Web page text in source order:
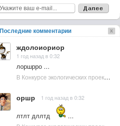
Последние комментарии
ждолоиориор
1 год назад в 0:32
лоршрро ...
В Конкурсе экологических проектов в Подмосковье активно участвовала молодежь :: NewsRbk.ru...
оршр 1 год назад в 0:32
лтлт дллтд
...